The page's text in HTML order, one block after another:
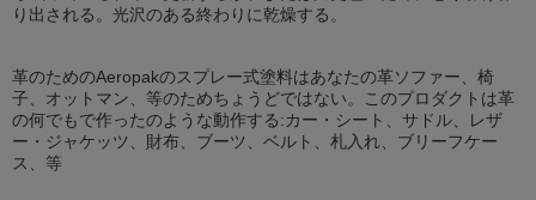
り出される。光沢のある終わりに乾燥する。
革のためのAeropakのスプレー式塗料はあなたの革ソファー、椅
子、オットマン、等のためちょうどではない。このプロダクトは革
の何でもで作ったのような動作する:カー・シート、サドル、レザ
ー・ジャケッツ、財布、ブーツ、ベルト、札入れ、ブリーフケー
ス、等